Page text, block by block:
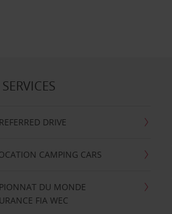
DRIVE
CAMPING CARS
DU MONDE
FIA WEC